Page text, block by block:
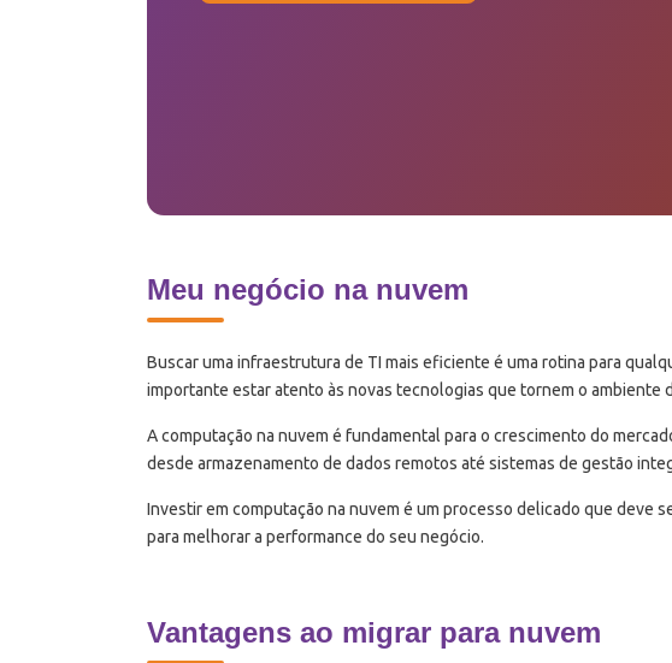
Meu negócio na nuvem
Buscar uma infraestrutura de TI mais eficiente é uma rotina para
importante estar atento às novas tecnologias que tornem o ambiente
A computação na nuvem é fundamental para o crescimento do
desde armazenamento de dados remotos até sistemas de gestão
Investir em computação na nuvem é um processo delicado que deve
para melhorar a performance do seu negócio.
Vantagens ao migrar para nuvem